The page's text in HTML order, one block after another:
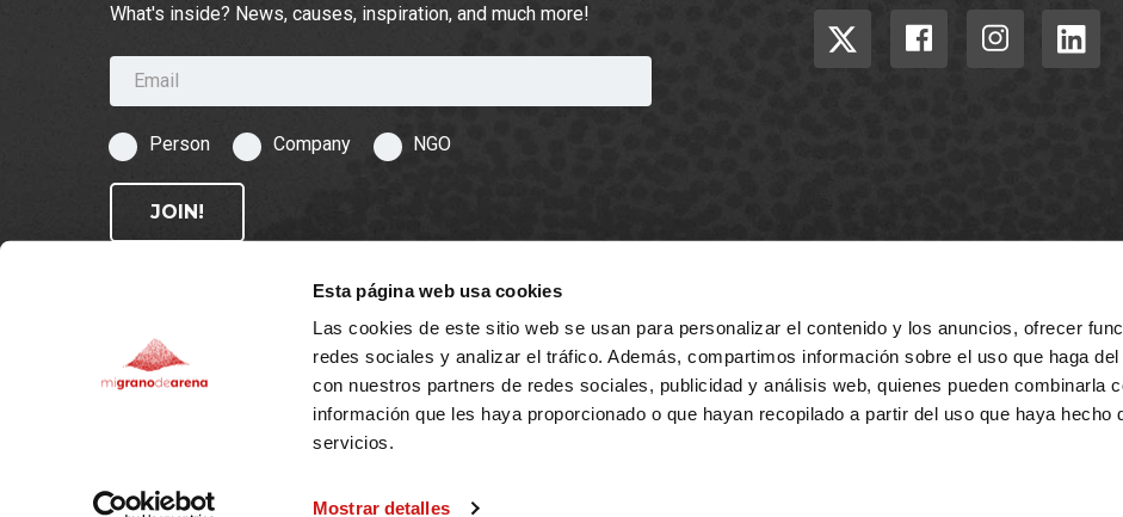
Esta página web usa cookies
Las cookies de este sitio web se usan para personalizar el contenido y los anuncios, ofrecer
redes sociales y analizar el tráfico. Además, compartimos información sobre el uso que haga
con nuestros partners de redes sociales, publicidad y análisis web, quienes pueden combinarla
información que les haya proporcionado o que hayan recopilado a partir del uso que haya hecho
servicios.
Mostrar detalles
What's inside? News, causes, inspiration, and much more!
Email
Person Company NGO
JOIN!
© 2026 migranodearena.org - All rights reserved Terms and